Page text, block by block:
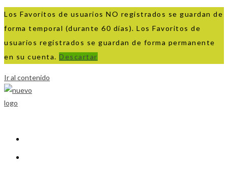
Los Favoritos de usuarios NO registrados se guardan de
forma temporal (durante 60 días). Los Favoritos de
usuarios registrados se guardan de forma permanente
en su cuenta. Descartar
Ir al contenido